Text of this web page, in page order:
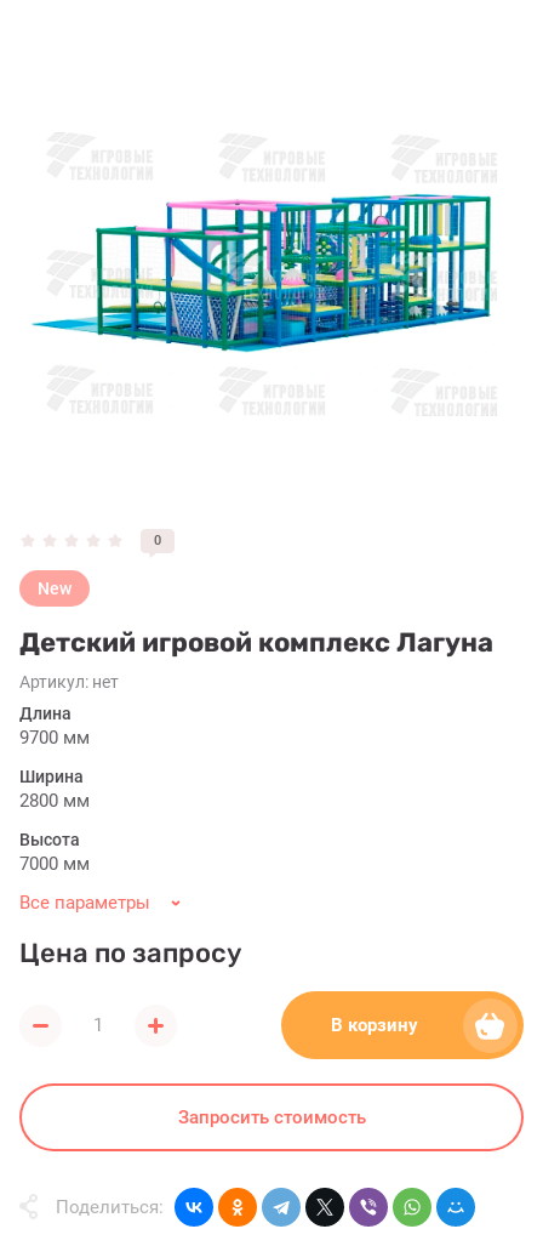
0
New
Детский игровой комплекс Лагуна
Артикул: нет
Длина
9700 мм
Ширина
2800 мм
Высота
7000 мм
Все параметры
Цена по запросу
В корзину
Запросить стоимость
Поделиться: